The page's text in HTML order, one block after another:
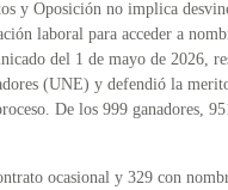
y Oposición no implica
laboral para acceder a
del 1 de mayo de 2026,
(UNE) y defendió la
De los 999 ganadores,
ocasional y 329 con